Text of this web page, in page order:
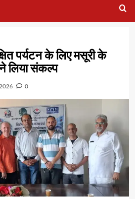
पर्यटन के लिए मसूरी के
लिया संकल्प
0